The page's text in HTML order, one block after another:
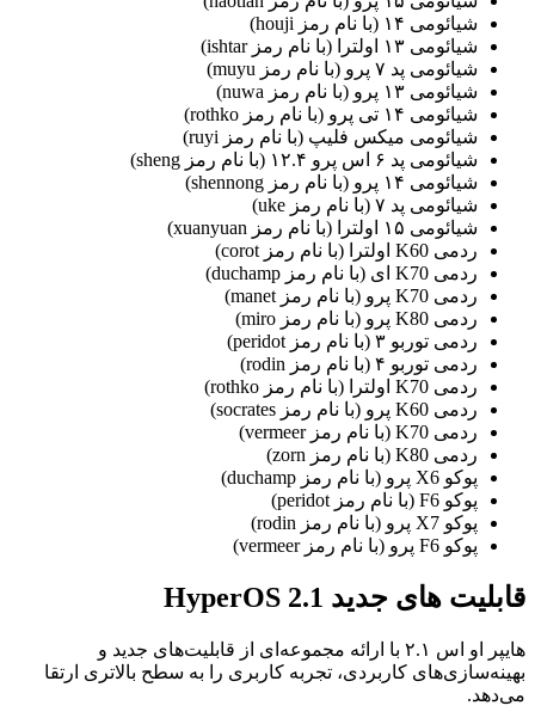
شیائومی ۱۴ (با نام رمز houji)
شیائومی ۱۳ اولترا (با نام رمز ishtar)
شیائومی پد ۷ پرو (با نام رمز muyu)
شیائومی ۱۳ پرو (با نام رمز nuwa)
شیائومی ۱۴ تی پرو (با نام رمز rothko)
شیائومی میکس فلیپ (با نام رمز ruyi)
شیائومی پد ۶ اس پرو ۱۲.۴ (با نام رمز sheng)
شیائومی ۱۴ پرو (با نام رمز shennong)
شیائومی پد ۷ (با نام رمز uke)
شیائومی ۱۵ اولترا (با نام رمز xuanyuan)
ردمی K60 اولترا (با نام رمز corot)
ردمی K70 ای (با نام رمز duchamp)
ردمی K70 پرو (با نام رمز manet)
ردمی K80 پرو (با نام رمز miro)
ردمی توربو ۳ (با نام رمز peridot)
ردمی توربو ۴ (با نام رمز rodin)
ردمی K70 اولترا (با نام رمز rothko)
ردمی K60 پرو (با نام رمز socrates)
ردمی K70 (با نام رمز vermeer)
ردمی K80 (با نام رمز zorn)
پوکو X6 پرو (با نام رمز duchamp)
پوکو F6 (با نام رمز peridot)
پوکو X7 پرو (با نام رمز rodin)
پوکو F6 پرو (با نام رمز vermeer)
قابلیت های جدید HyperOS 2.1
هایپر او اس ۲.۱ با ارائه مجموعه‌ای از قابلیت‌های جدید و
بهینه‌سازی‌های کاربردی، تجربه کاربری را به سطح بالاتری ارتقا
می‌دهد.